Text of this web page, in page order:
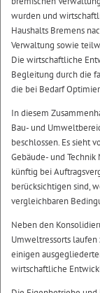
wurden und
Haushalts Bremens
Verwaltung sowie
Die wirtschaftliche
Begleitung durch die
die bei Bedarf
In diesem
Bau- und
beschlossen. Es sieht
Gebäude- und
künftig bei
berücksichtigen sind,
vergleichbaren
Neben den
Umweltressorts laufen
einigen
wirtschaftliche